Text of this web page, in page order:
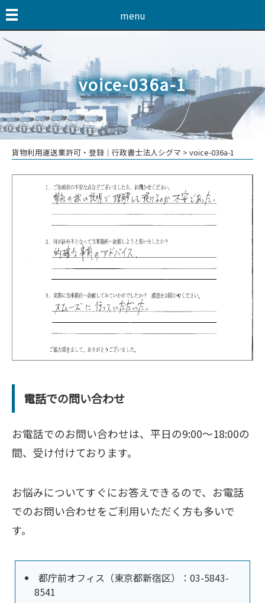
menu
voice-036a-1
貨物利用運送業許可・登録│行政書士法人シグマ > voice-036a-1
電話での問い合わせ
お電話でのお問い合わせは、平日の9:00～18:00の
間、受け付けております。
お悩みについてすぐにお答えできるので、お電話
でのお問い合わせをご利用いただく方も多いで
す。
都庁前オフィス（東京都新宿区）：03-5843-
8541